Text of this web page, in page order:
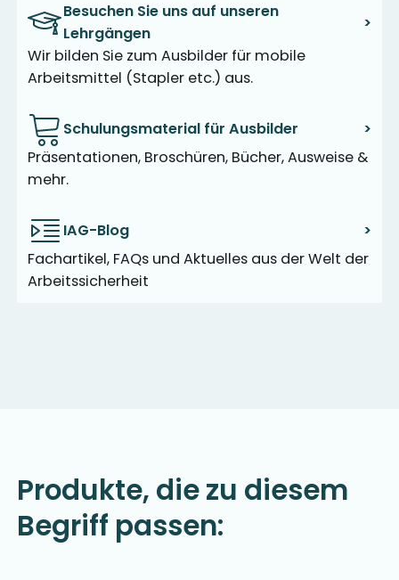
Besuchen Sie uns auf unseren
Lehrgängen
>
Wir bilden Sie zum Ausbilder für mobile
Arbeitsmittel (Stapler etc.) aus.
Schulungsmaterial für Ausbilder
>
Präsentationen, Broschüren, Bücher, Ausweise &
mehr.
IAG-Blog
>
Fachartikel, FAQs und Aktuelles aus der Welt der
Arbeitssicherheit
Produkte, die zu diesem
Begriff passen: